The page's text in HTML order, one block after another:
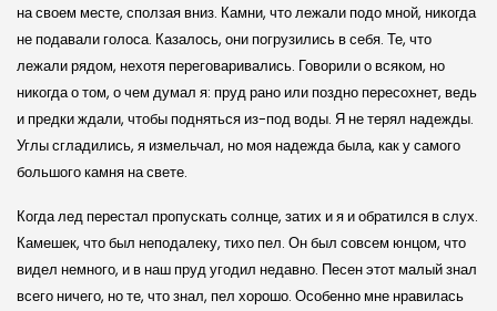
на своем месте, сползая вниз. Камни, что лежали подо мной, никогда
не подавали голоса. Казалось, они погрузились в себя. Те, что
лежали рядом, нехотя переговаривались. Говорили о всяком, но
никогда о том, о чем думал я: пруд рано или поздно пересохнет, ведь
и предки ждали, чтобы подняться из-под воды. Я не терял надежды.
Углы сгладились, я измельчал, но моя надежда была, как у самого
большого камня на свете.
Когда лед перестал пропускать солнце, затих и я и обратился в слух.
Камешек, что был неподалеку, тихо пел. Он был совсем юнцом, что
видел немного, и в наш пруд угодил недавно. Песен этот малый знал
всего ничего, но те, что знал, пел хорошо. Особенно мне нравилась